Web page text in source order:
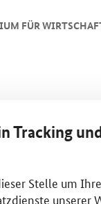
FÜR
Tracking
Stelle um
unserer